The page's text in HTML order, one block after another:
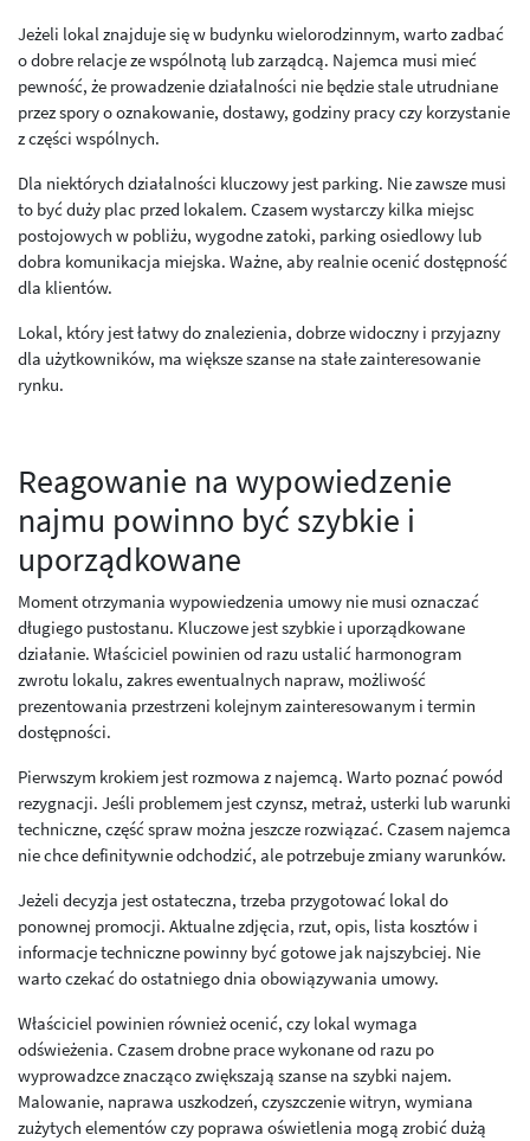
Jeżeli lokal znajduje się w budynku wielorodzinnym, warto zadbać
o dobre relacje ze wspólnotą lub zarządcą. Najemca musi mieć
pewność, że prowadzenie działalności nie będzie stale utrudniane
przez spory o oznakowanie, dostawy, godziny pracy czy korzystanie
z części wspólnych.
Dla niektórych działalności kluczowy jest parking. Nie zawsze musi
to być duży plac przed lokalem. Czasem wystarczy kilka miejsc
postojowych w pobliżu, wygodne zatoki, parking osiedlowy lub
dobra komunikacja miejska. Ważne, aby realnie ocenić dostępność
dla klientów.
Lokal, który jest łatwy do znalezienia, dobrze widoczny i przyjazny
dla użytkowników, ma większe szanse na stałe zainteresowanie
rynku.
Reagowanie na wypowiedzenie
najmu powinno być szybkie i
uporządkowane
Moment otrzymania wypowiedzenia umowy nie musi oznaczać
długiego pustostanu. Kluczowe jest szybkie i uporządkowane
działanie. Właściciel powinien od razu ustalić harmonogram
zwrotu lokalu, zakres ewentualnych napraw, możliwość
prezentowania przestrzeni kolejnym zainteresowanym i termin
dostępności.
Pierwszym krokiem jest rozmowa z najemcą. Warto poznać powód
rezygnacji. Jeśli problemem jest czynsz, metraż, usterki lub warunki
techniczne, część spraw można jeszcze rozwiązać. Czasem najemca
nie chce definitywnie odchodzić, ale potrzebuje zmiany warunków.
Jeżeli decyzja jest ostateczna, trzeba przygotować lokal do
ponownej promocji. Aktualne zdjęcia, rzut, opis, lista kosztów i
informacje techniczne powinny być gotowe jak najszybciej. Nie
warto czekać do ostatniego dnia obowiązywania umowy.
Właściciel powinien również ocenić, czy lokal wymaga
odświeżenia. Czasem drobne prace wykonane od razu po
wyprowadzce znacząco zwiększają szanse na szybki najem.
Malowanie, naprawa uszkodzeń, czyszczenie witryn, wymiana
zużytych elementów czy poprawa oświetlenia mogą zrobić dużą